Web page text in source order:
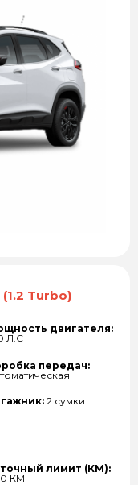
(1.2 Turbo)
двигателя:
Л.С
передач:
2 сумки
лимит (КМ):
КМ